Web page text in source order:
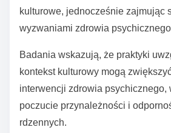
kulturowe, jednocześnie zajmując
wyzwaniami zdrowia
Badania wskazują, że praktyki
kontekst kulturowy mogą
interwencji zdrowia psychicznego,
poczucie przynależności i
rdzennych.